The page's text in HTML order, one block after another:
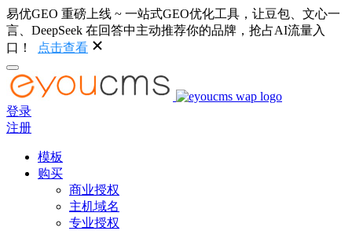
易优GEO 重磅上线 ~ 一站式GEO优化工具，让豆包、文心一
言、DeepSeek 在回答中主动推荐你的品牌，抢占AI流量入
口！
点击查看
登录
注册
模板
购买
商业授权
主机域名
专业授权